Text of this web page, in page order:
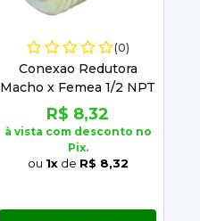
(0)
Conexao Redutora
Macho x Femea 1/2 NPT
X 16MM
R$ 8,32
à vista com desconto no
Pix.
ou 1xde R$ 8,32